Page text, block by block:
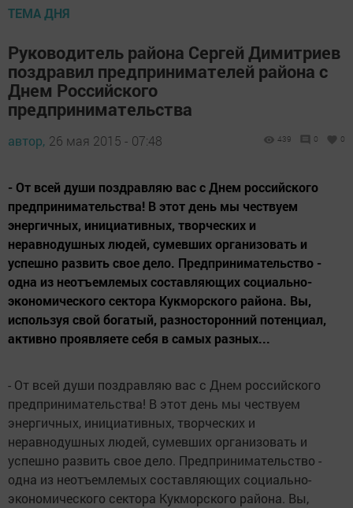
ТЕМА ДНЯ
Руководитель района Сергей Димитриев
поздравил предпринимателей района с
Днем Российского
предпринимательства
автор, 26 мая 2015 - 07:48 439 0 0
- От всей души поздравляю вас с Днем российского
предпринимательства! В этот день мы чествуем
энергичных, инициативных, творческих и
неравнодушных людей, сумевших организовать и
успешно развить свое дело. Предпринимательство -
одна из неотъемлемых составляющих социально-
экономического сектора Кукморского района. Вы,
используя свой богатый, разносторонний потенциал,
активно проявляете себя в самых разных...
- От всей души поздравляю вас с Днем российского
предпринимательства! В этот день мы чествуем
энергичных, инициативных, творческих и
неравнодушных людей, сумевших организовать и
успешно развить свое дело. Предпринимательство -
одна из неотъемлемых составляющих социально-
экономического сектора Кукморского района. Вы,